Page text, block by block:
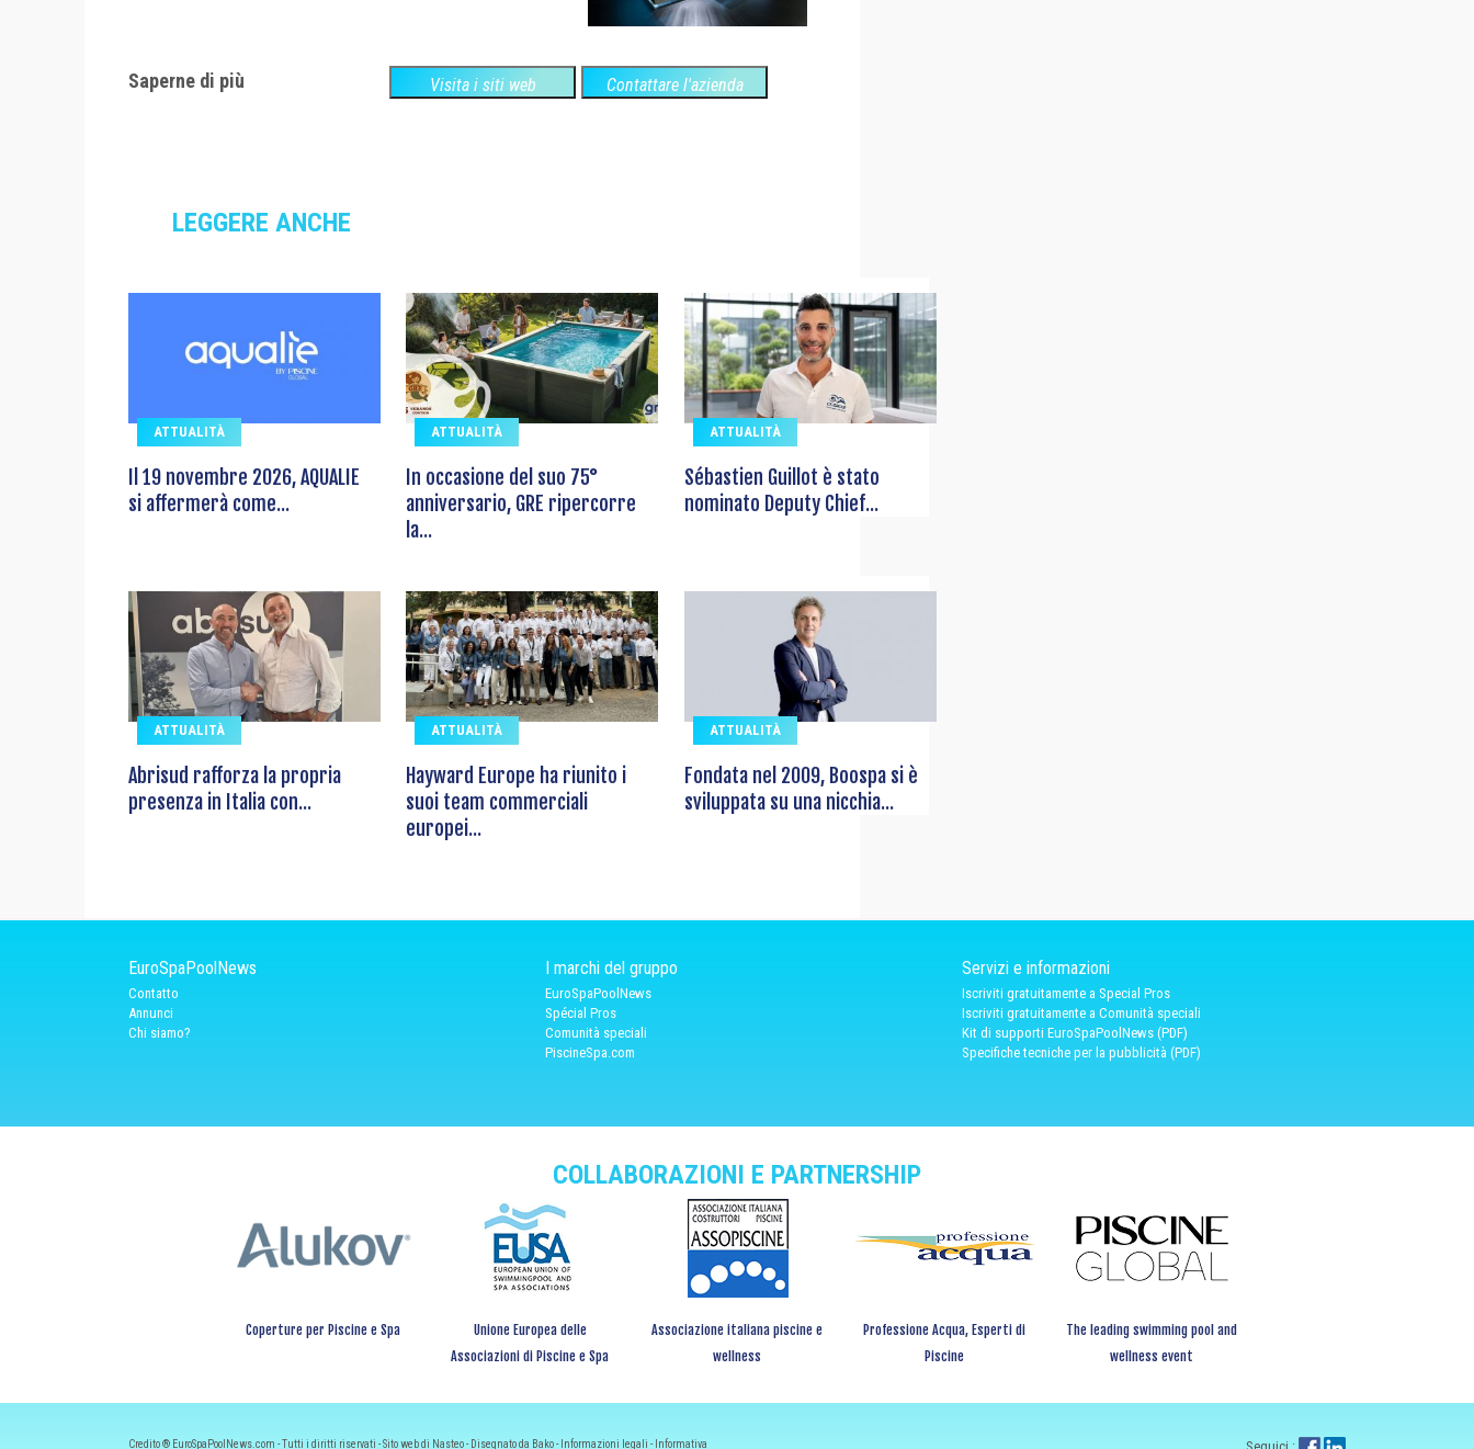
Saperne di più Visita i siti web Contattare l'azienda
LEGGERE ANCHE
ATTUALITÀ
Il 19 novembre 2026, AQUALIE
si affermerà come...
ATTUALITÀ
In occasione del suo 75°
anniversario, GRE ripercorre
la...
ATTUALITÀ
Sébastien Guillot è stato
nominato Deputy Chief...
ATTUALITÀ
Abrisud rafforza la propria
presenza in Italia con...
ATTUALITÀ
Hayward Europe ha riunito i
suoi team commerciali
europei...
ATTUALITÀ
Fondata nel 2009, Boospa si è
sviluppata su una nicchia...
EuroSpaPoolNews
Contatto
Annunci
Chi siamo?
I marchi del gruppo
EuroSpaPoolNews
Spécial Pros
Comunità speciali
PiscineSpa.com
Servizi e informazioni
Iscriviti gratuitamente a Special Pros
Iscriviti gratuitamente a Comunità speciali
Kit di supporti EuroSpaPoolNews (PDF)
Specifiche tecniche per la pubblicità (PDF)
COLLABORAZIONI E PARTNERSHIP
Coperture per Piscine e Spa
Unione Europea delle
Associazioni di Piscine e Spa
Associazione italiana piscine e
wellness
Professione Acqua, Esperti di
Piscine
The leading swimming pool and
wellness event
Credito ® EuroSpaPoolNews.com - Tutti i diritti riservati - Sito web di Nasteo - Disegnato da Bako - Informazioni legali - Informativa